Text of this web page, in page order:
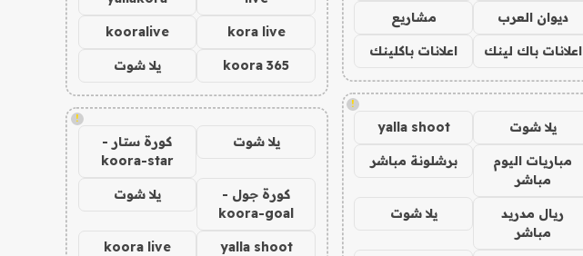
ديوان العرب مشاريع
اعلانات باك لينك اعلانات باكلينك
!
يلا شوت yalla shoot
مباريات اليوم
مباشر
برشلونة مباشر
ريال مدريد
مباشر
يلا شوت
kora live
kooralive
koora 365 يلا شوت
!
يلا شوت
كورة ستار -
koora-star
كورة جول -
koora-goal
يلا شوت
yalla shoot
koora live